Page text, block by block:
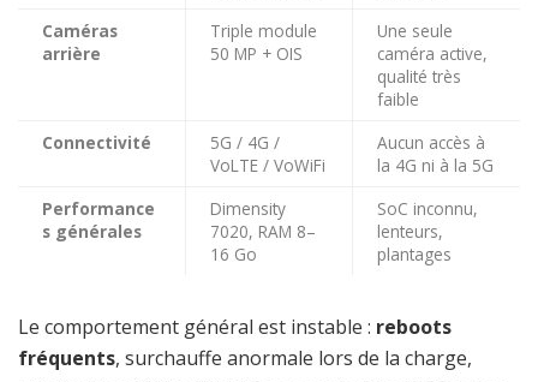
Caméras
arrière
Triple module
50 MP + OIS
Une seule
caméra active,
qualité très
faible
Connectivité
5G / 4G /
VoLTE / VoWiFi
Aucun accès à
la 4G ni à la 5G
Performance
s générales
Dimensity
7020, RAM 8–
16 Go
SoC inconnu,
lenteurs,
plantages
Le comportement général est instable : reboots
fréquents, surchauffe anormale lors de la charge,